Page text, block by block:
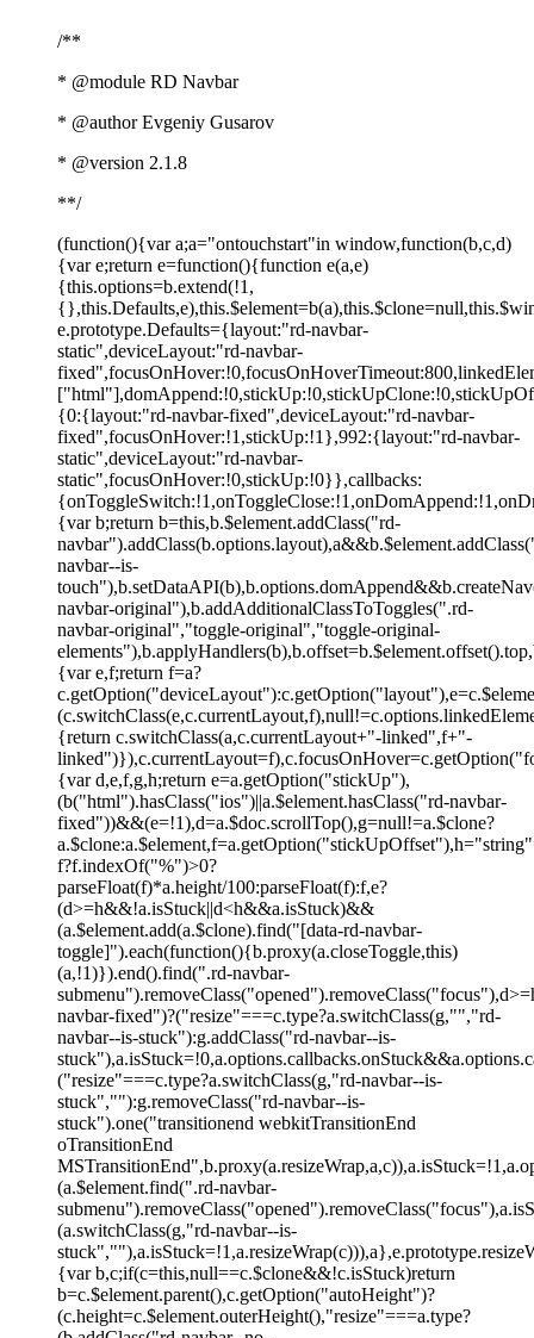
/**
* @module RD Navbar
* @author Evgeniy Gusarov
* @version 2.1.8
**/
(function(){var a;a="ontouchstart"in window,function(b,c,d)
{var e;return e=function(){function e(a,e)
{this.options=b.extend(!1,
e.prototype.Defaults={layout:"rd-navbar-
static",deviceLayout:"rd-navbar-
{0:{layout:"rd-navbar-fixed",deviceLayout:"rd-navbar-
fixed",focusOnHover:!1,stickUp:!1},992:{layout:"rd-navbar-
static",deviceLayout:"rd-navbar-
static",focusOnHover:!0,stickUp:!0}},callbacks:
{var b;return b=this,b.$element.addClass("rd-
navbar--is-
navbar-original"),b.addAdditionalClassToToggles(".rd-
navbar-original","toggle-original","toggle-original-
{var e,f;return f=a?
{return c.switchClass(a,c.currentLayout+"-linked",f+"-
{var d,e,f,g,h;return e=a.getOption("stickUp"),
(b("html").hasClass("ios")||a.$element.hasClass("rd-navbar-
fixed"))&&(e=!1),d=a.$doc.scrollTop(),g=null!=a.$clone?
f?f.indexOf("%")>0?
parseFloat(f)*a.height/100:parseFloat(f):f,e?
(d>=h&&!a.isStuck||d<h&&a.isStuck)&&
(a.$element.add(a.$clone).find("[data-rd-navbar-
toggle]").each(function(){b.proxy(a.closeToggle,this)
(a,!1)}).end().find(".rd-navbar-
navbar-fixed")?("resize"===c.type?a.switchClass(g,"","rd-
navbar--is-stuck"):g.addClass("rd-navbar--is-
("resize"===c.type?a.switchClass(g,"rd-navbar--is-
stuck",""):g.removeClass("rd-navbar--is-
stuck").one("transitionend webkitTransitionEnd
oTransitionEnd
(a.$element.find(".rd-navbar-
(a.switchClass(g,"rd-navbar--is-
{var b,c;if(c=this,null==c.$clone&&!c.isStuck)return
b=c.$element.parent(),c.getOption("autoHeight")?
(c.height=c.$element.outerHeight(),"resize"===a.type?